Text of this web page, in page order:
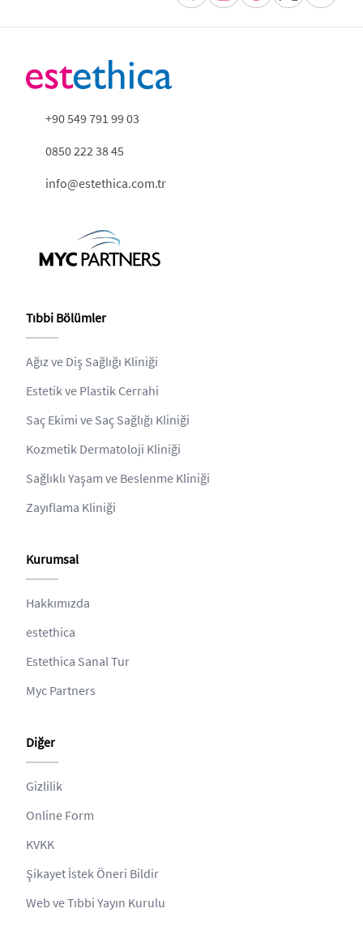
+90 549 791 99 03
0850 222 38 45
info@estethica.com.tr
Tıbbi Bölümler
Ağız ve Diş Sağlığı Kliniği
Estetik ve Plastik Cerrahi
Saç Ekimi ve Saç Sağlığı Kliniği
Kozmetik Dermatoloji Kliniği
Sağlıklı Yaşam ve Beslenme Kliniği
Zayıflama Kliniği
Kurumsal
Hakkımızda
estethica
Estethica Sanal Tur
Myc Partners
Diğer
Gizlilik
Online Form
KVKK
Şikayet İstek Öneri Bildir
Web ve Tıbbi Yayın Kurulu